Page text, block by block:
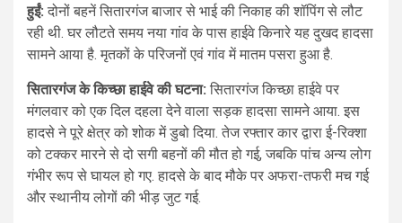
हुईं: दोनों बहनें सितारगंज बाजार से भाई की निकाह की शॉपिंग से लौट
रही थी. घर लौटते समय नया गांव के पास हाईवे किनारे यह दुखद हादसा
सामने आया है. मृतकों के परिजनों एवं गांव में मातम पसरा हुआ है.
सितारगंज के किच्छा हाईवे की घटना: सितारगंज किच्छा हाईवे पर
मंगलवार को एक दिल दहला देने वाला सड़क हादसा सामने आया. इस
हादसे ने पूरे क्षेत्र को शोक में डुबो दिया. तेज रफ्तार कार द्वारा ई-रिक्शा
को टक्कर मारने से दो सगी बहनों की मौत हो गई, जबकि पांच अन्य लोग
गंभीर रूप से घायल हो गए. हादसे के बाद मौके पर अफरा-तफरी मच गई
और स्थानीय लोगों की भीड़ जुट गई.